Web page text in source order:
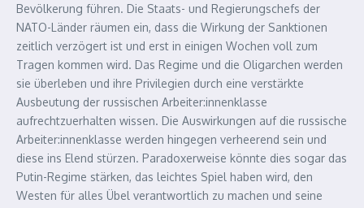
Bevölkerung führen. Die Staats- und Regierungschefs der
NATO-Länder räumen ein, dass die Wirkung der Sanktionen
zeitlich verzögert ist und erst in einigen Wochen voll zum
Tragen kommen wird. Das Regime und die Oligarchen werden
sie überleben und ihre Privilegien durch eine verstärkte
Ausbeutung der russischen Arbeiter:innenklasse
aufrechtzuerhalten wissen. Die Auswirkungen auf die russische
Arbeiter:innenklasse werden hingegen verheerend sein und
diese ins Elend stürzen. Paradoxerweise könnte dies sogar das
Putin-Regime stärken, das leichtes Spiel haben wird, den
Westen für alles Übel verantwortlich zu machen und seine